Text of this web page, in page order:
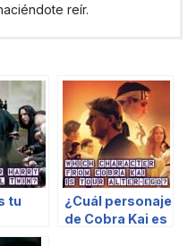
reír.
tu
¿Cuál personaje
de Cobra Kai es